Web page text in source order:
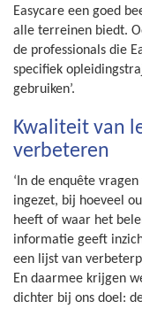
Easycare een goed
alle terreinen biedt.
de professionals die
specifiek
gebruiken’.
Kwaliteit van
verbeteren
‘In de enquête
ingezet, bij hoeveel
heeft of waar het
informatie geeft
een lijst van
En daarmee krijgen
dichter bij ons doel: